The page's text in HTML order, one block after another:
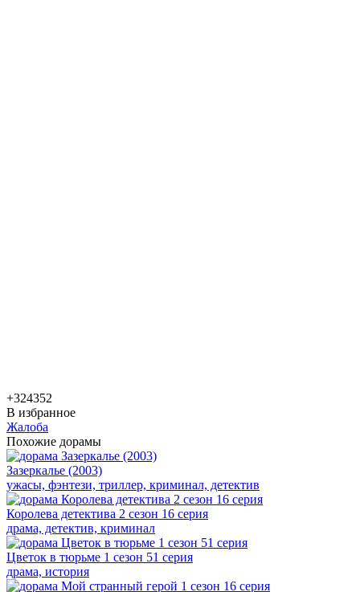
+324352
В избранное
Жалоба
Похожие дорамы
Зазеркалье (2003)
ужасы, фэнтези, триллер, криминал, детектив
Королева детектива 2 сезон 16 серия
драма, детектив, криминал
Цветок в тюрьме 1 сезон 51 серия
драма, история